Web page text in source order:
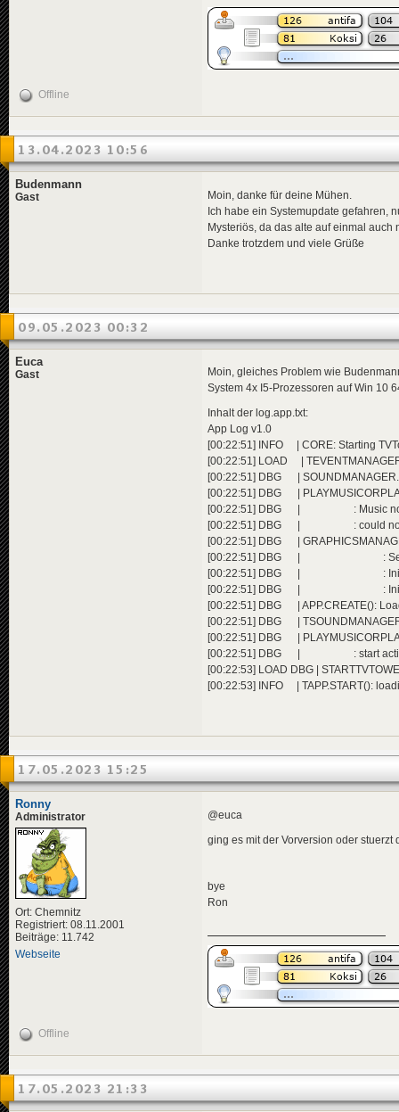
Offline
13.04.2023 10:56
Budenmann
Gast
Moin, danke für deine Mühen.
Ich habe ein Systemupdate gefahren,
Mysteriös, da das alte auf einmal
Danke trotzdem und viele Grüße
09.05.2023 00:32
Euca
Gast
Moin, gleiches Problem wie
System 4x I5-Prozessoren auf Win 10
Inhalt der log.app.txt:
App Log v1.0
[00:22:51] INFO | CORE: Starting
[00:22:51] LOAD |
[00:22:51] DBG |
[00:22:51] DBG |
[00:22:51] DBG | : Music not
[00:22:51] DBG | : could not
[00:22:51] DBG |
[00:22:51] DBG | :
[00:22:51] DBG | : Initialized
[00:22:51] DBG | : Initialized
[00:22:51] DBG | APP.CREATE():
[00:22:51] DBG |
[00:22:51] DBG |
[00:22:51] DBG | : start
[00:22:53] LOAD DBG |
[00:22:53] INFO | TAPP.START():
17.05.2023 15:25
Ronny
Administrator
Ort: Chemnitz
Registriert: 08.11.2001
Beiträge: 11.742
Webseite
@euca
ging es mit der Vorversion oder stuerzt
bye
Ron
Offline
17.05.2023 21:33